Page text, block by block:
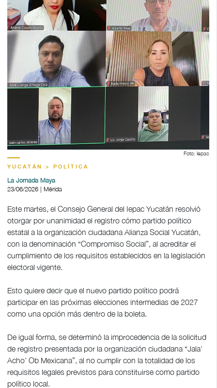
Foto: Iepac
YUCATÁN > POLÍTICA
La Jornada Maya
23/06/2026 | Mérida
Este martes, el Consejo General del Iepac Yucatán resolvió
otorgar por unanimidad el registro cómo partido político
estatal a la organización ciudadana Alianza Social Yucatán,
con la denominación “Compromiso Social”, al acreditar el
cumplimiento de los requisitos establecidos en la legislación
electoral vigente.
Esto quiere decir que el nuevo partido político podrá
participar en las próximas elecciones intermedias de 2027
como una opción más dentro de la boleta.
De igual forma, se determinó la improcedencia de la solicitud
de registro presentada por la organización ciudadana “Jala’
Acho’ Ob Mexicana”, al no cumplir con la totalidad de los
requisitos legales previstos para constituirse como partido
político local.